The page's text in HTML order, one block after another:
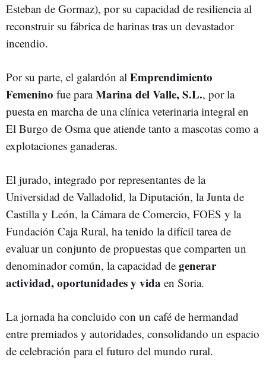
Esteban de Gormaz), por su capacidad de resiliencia al
reconstruir su fábrica de harinas tras un devastador
incendio.
Por su parte, el galardón al Emprendimiento
Femenino fue paraMarina del Valle, S.L., por la
puesta en marcha de una clínica veterinaria integral en
El Burgo de Osma que atiende tanto a mascotas como a
explotaciones ganaderas.
El jurado, integrado por representantes de la
Universidad de Valladolid, la Diputación, la Junta de
Castilla y León, la Cámara de Comercio, FOES y la
Fundación Caja Rural, ha tenido la difícil tarea de
evaluar un conjunto de propuestas que comparten un
denominador común, la capacidad de generar
actividad, oportunidades y vida en Soria.
La jornada ha concluido con un café de hermandad
entre premiados y autoridades, consolidando un espacio
de celebración para el futuro del mundo rural.